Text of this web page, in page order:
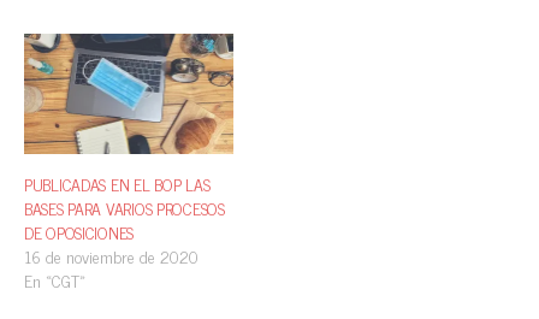
PUBLICADAS EN EL BOP LAS
BASES PARA VARIOS PROCESOS
DE OPOSICIONES
16 de noviembre de 2020
En «CGT»